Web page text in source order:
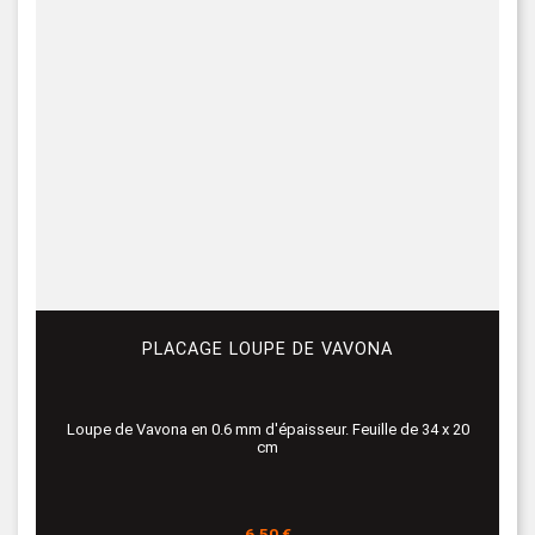
PLACAGE LOUPE DE VAVONA
Loupe de Vavona en 0.6 mm d'épaisseur. Feuille de 34 x 20
cm